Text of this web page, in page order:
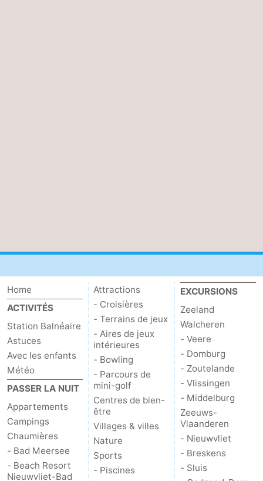
Home
ACTIVITÉS
Station Balnéaire
Astuces
Avec les enfants
Météo
PASSER LA NUIT
Appartements
Campings
Chaumières
- Bad Meersee
- Beach Resort
Nieuwvliet-Bad
Attractions
- Croisières
- Terrains de jeux
- Aires de jeux
intérieures
- Bowling
- Parcours de
mini-golf
Centres de bien-
être
Villages & villes
Nature
Sports
- Piscines
EXCURSIONS
Zeeland
Walcheren
- Veere
- Domburg
- Zoutelande
- Vlissingen
- Middelburg
Zeeuws-
Vlaanderen
- Nieuwvliet
- Breskens
- Sluis